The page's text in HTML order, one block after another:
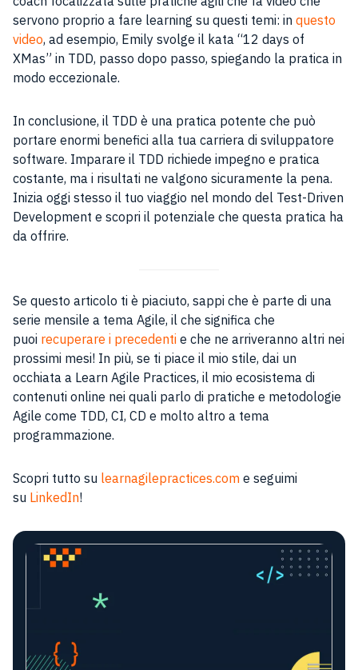
servono proprio a fare learning su questi temi: in questo
video, ad esempio, Emily svolge il kata “12 days of
XMas” in TDD, passo dopo passo, spiegando la pratica in
modo eccezionale.
In conclusione, il TDD è una pratica potente che può
portare enormi benefici alla tua carriera di sviluppatore
software. Imparare il TDD richiede impegno e pratica
costante, ma i risultati ne valgono sicuramente la pena.
Inizia oggi stesso il tuo viaggio nel mondo del Test-Driven
Development e scopri il potenziale che questa pratica ha
da offrire.
Se questo articolo ti è piaciuto, sappi che è parte di una
serie mensile a tema Agile, il che significa che
puoi recuperare i precedenti e che ne arriveranno altri nei
prossimi mesi! In più, se ti piace il mio stile, dai un
occhiata a Learn Agile Practices, il mio ecosistema di
contenuti online nei quali parlo di pratiche e metodologie
Agile come TDD, CI, CD e molto altro a tema
programmazione.
Scopri tutto su learnagilepractices.com e seguimi
su LinkedIn!